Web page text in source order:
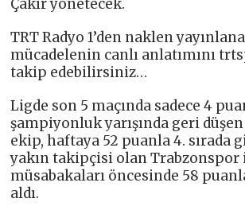
Çakır yönetecek.
TRT Radyo 1’den naklen
mücadelenin canlı anlatımını
takip edebilirsiniz…
Ligde son 5 maçında sadece 4
şampiyonluk yarışında geri düşen
ekip, haftaya 52 puanla 4. sırada
yakın takipçisi olan Trabzonspor
müsabakaları öncesinde 58
aldı.